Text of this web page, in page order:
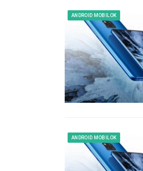
ANDROID MOBILOK
ANDROID MOBILOK